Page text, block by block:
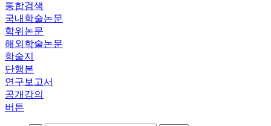
통합검색
국내학술논문
학위논문
해외학술논문
학술지
단행본
연구보고서
공개강의
버튼